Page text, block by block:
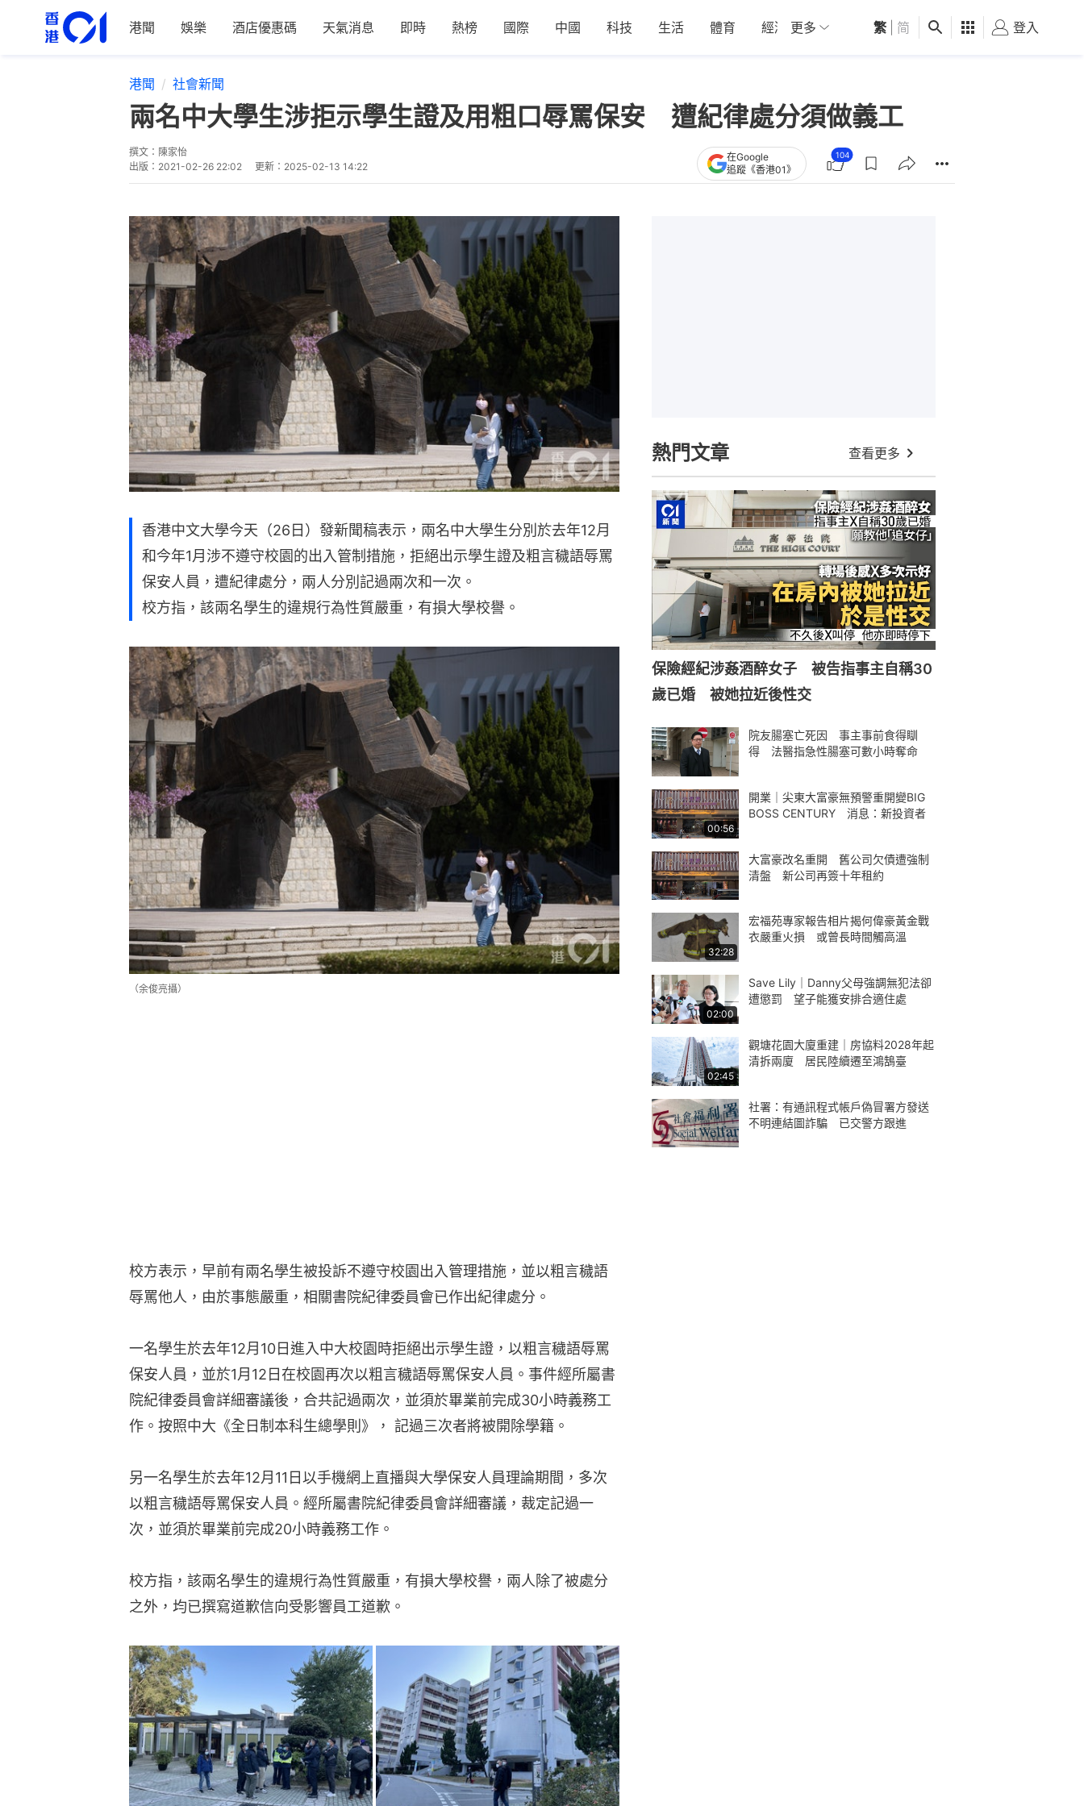
港聞 娛樂 酒店優惠碼 天氣消息 即時 熱榜 國際 中國 科技 生活 體育 經濟 01深圳 觀點 健康 好食玩飛
更多 繁 简 登入
港聞 社會新聞
兩名中大學生涉拒示學生證及用粗口辱罵保安 遭紀律處分須做義工
撰文： 陳家怡
出版： 2021-02-26 22:02 更新： 2025-02-13 14:22
在Google
追蹤《香港01》
104
香港中文大學今天（26日）發新聞稿表示，兩名中大學生分別於去年12月
和今年1月涉不遵守校園的出入管制措施，拒絕出示學生證及粗言穢語辱罵
保安人員，遭紀律處分，兩人分別記過兩次和一次。
校方指，該兩名學生的違規行為性質嚴重，有損大學校譽。
（余俊亮攝）
校方表示，早前有兩名學生被投訴不遵守校園出入管理措施，並以粗言穢語
辱罵他人，由於事態嚴重，相關書院紀律委員會已作出紀律處分。
一名學生於去年12月10日進入中大校園時拒絕出示學生證，以粗言穢語辱罵
保安人員，並於1月12日在校園再次以粗言穢語辱罵保安人員。事件經所屬書
院紀律委員會詳細審議後，合共記過兩次，並須於畢業前完成30小時義務工
作。按照中大《全日制本科生總學則》， 記過三次者將被開除學籍。
另一名學生於去年12月11日以手機網上直播與大學保安人員理論期間，多次
以粗言穢語辱罵保安人員。經所屬書院紀律委員會詳細審議，裁定記過一
次，並須於畢業前完成20小時義務工作。
校方指，該兩名學生的違規行為性質嚴重，有損大學校譽，兩人除了被處分
之外，均已撰寫道歉信向受影響員工道歉。
熱門文章 查看更多
保險經紀涉姦酒醉女子 被告指事主自稱30
歲已婚 被她拉近後性交
院友腸塞亡死因 事主事前食得瞓
得 法醫指急性腸塞可數小時奪命
00:56
開業｜尖東大富豪無預警重開變BIG
BOSS CENTURY 消息：新投資者
大富豪改名重開 舊公司欠債遭強制
清盤 新公司再簽十年租約
32:28
宏福苑專家報告相片揭何偉豪黃金戰
衣嚴重火損 或曾長時間觸高溫
02:00
Save Lily｜Danny父母強調無犯法卻
遭懲罰 望子能獲安排合適住處
02:45
觀塘花園大廈重建｜房協料2028年起
清拆兩廈 居民陸續遷至鴻鵠臺
社署：有通訊程式帳戶偽冒署方發送
不明連結圖詐騙 已交警方跟進